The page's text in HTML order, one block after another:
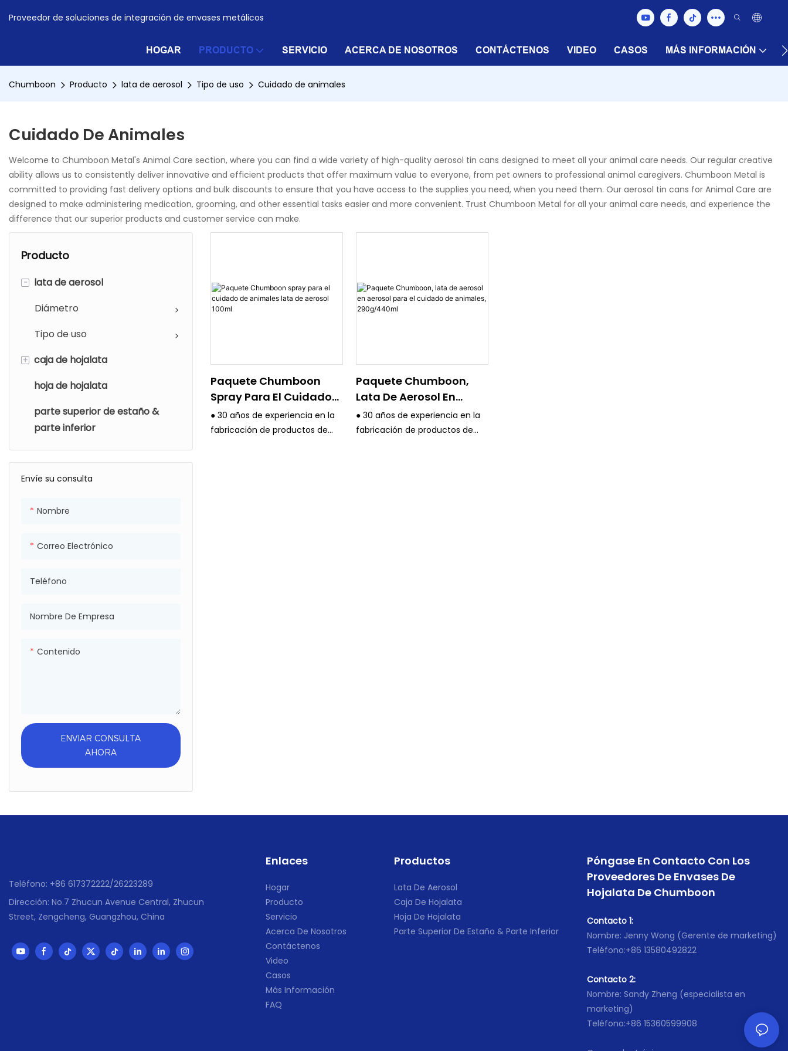
Proveedor de soluciones de integración de envases metálicos
HOGAR PRODUCTO SERVICIO ACERCA DE NOSOTROS CONTÁCTENOS VIDEO CASOS MÁS INFORMACIÓN
Chumboon Producto lata de aerosol Tipo de uso Cuidado de animales
Cuidado De Animales
Welcome to Chumboon Metal's Animal Care section, where you can find a wide variety of high-quality aerosol tin cans designed to meet all your animal care needs. Our regular creative
ability allows us to consistently deliver innovative and efficient products that offer maximum value to everyone, from pet owners to professional animal caregivers. Chumboon Metal is
committed to providing fast delivery options and bulk discounts to ensure that you have access to the supplies you need, when you need them. Our aerosol tin cans for Animal Care are
designed to make administering medication, grooming, and other essential tasks easier and more convenient. Trust Chumboon Metal for all your animal care needs, and experience the
difference that our superior products and customer service can make.
Producto
-
lata de aerosol
Diámetro
Tipo de uso
+ caja de hojalata
Tipo de uso
Forma
hoja de hojalata
parte superior de estaño &
parte inferior
Envíe su consulta
Nombre
Correo Electrónico
Teléfono
Nombre De Empresa
Contenido
ENVIAR CONSULTA
AHORA
Paquete Chumboon
Spray Para El Cuidado
De Animales Lata De
Aerosol 100ml
● 30 años de experiencia en la
fabricación de productos de
Paquete Chumboon,
Lata De Aerosol En
Aerosol Para El Cuidado
De Animales,
● 30 años de experiencia en la
fabricación de productos de
Teléfono: +86 617372222/26223289
Dirección: No.7 Zhucun Avenue Central, Zhucun
Street, Zengcheng, Guangzhou, China
Enlaces
Hogar
Producto
Servicio
Acerca De Nosotros
Contáctenos
Video
Casos
Más Información
FAQ
Productos
Lata De Aerosol
Caja De Hojalata
Hoja De Hojalata
Parte Superior De Estaño & Parte Inferior
Póngase En Contacto Con Los
Proveedores De Envases De
Hojalata De Chumboon
Contacto 1:
Nombre: Jenny Wong (Gerente de marketing)
Teléfono:+86 13580492822
Contacto 2:
Nombre: Sandy Zheng (especialista en
marketing)
Teléfono:+86 15360599908